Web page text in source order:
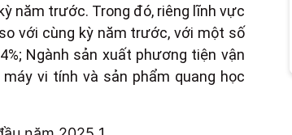
năm trước. Trong đó, riêng lĩnh vực
với cùng kỳ năm trước, với một số
Ngành sản xuất phương tiện vận
vi tính và sản phẩm quang học